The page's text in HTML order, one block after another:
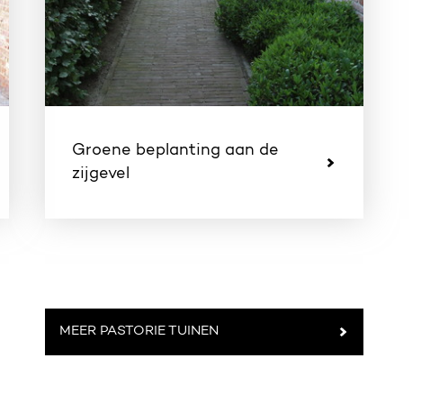
Groene beplanting aan de
zijgevel
MEER PASTORIE TUINEN